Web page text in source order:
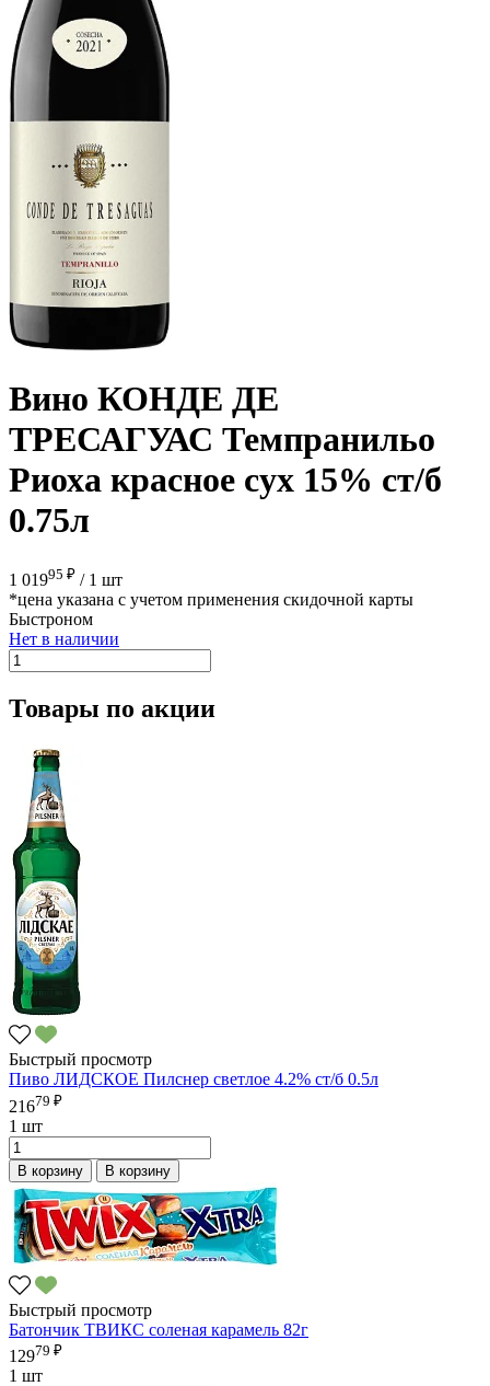
Вино КОНДЕ ДЕ
ТРЕСАГУАС Темпранильо
Риоха красное сух 15% ст/б
0.75л
1 01995 ₽ / 1 шт
*цена указана с учетом применения скидочной карты
Быстроном
Нет в наличии
Товары по акции
Быстрый просмотр
Пиво ЛИДСКОЕ Пилснер светлое 4.2% ст/б 0.5л
21679 ₽
1 шт
В корзину В корзину
Быстрый просмотр
Батончик ТВИКС соленая карамель 82г
12979 ₽
1 шт